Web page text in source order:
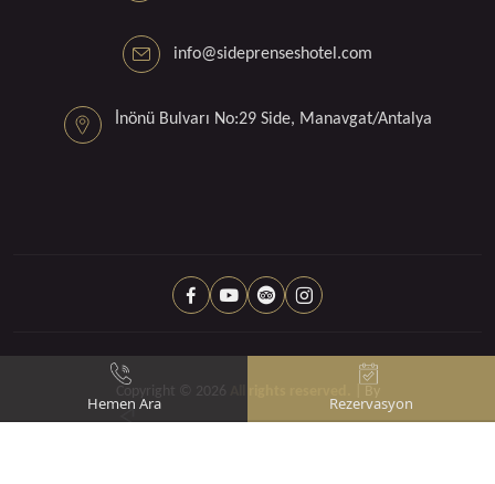
Rezervasyon
Hemen Ara
info@sideprenseshotel.com
İnönü Bulvarı No:29 Side, Manavgat/Antalya